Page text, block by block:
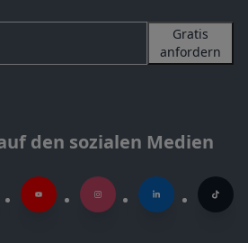
Gratis
anfordern
den sozialen Medien